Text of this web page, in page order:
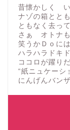
昔懐かしく
ナゾの箱とと
ともなく去っ
さぁ オトナも
笑うかＤｏに
ハラハラドキ
ココロが躍り
“紙ニュケーシ
にんげんバン